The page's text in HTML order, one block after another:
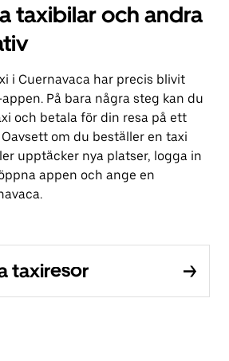
taxibilar och andra
i Cuernavaca har precis blivit
På bara några steg kan du
och betala för din resa på ett
om du beställer en taxi
upptäcker nya platser, logga in
appen och ange en
taxiresor